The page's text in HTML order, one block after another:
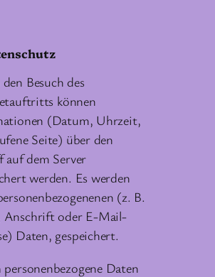
Besuch des
können
(Datum, Uhrzeit,
Seite) über den
auf dem Server
werden. Es werden
(z. B.
Anschrift oder E-Mail-
Daten, gespeichert.
personenbezogene Daten